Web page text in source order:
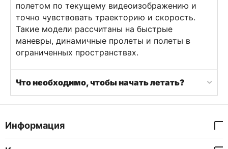
полетом по текущему видеоизображению и
точно чувствовать траекторию и скорость.
Такие модели рассчитаны на быстрые
маневры, динамичные пролеты и полеты в
ограниченных пространствах.
Что необходимо, чтобы начать летать?
Информация